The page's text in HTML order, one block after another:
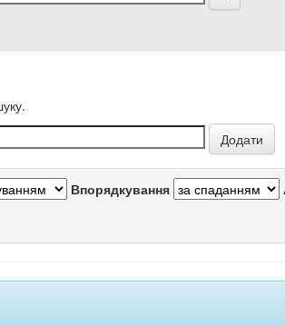
Впорядкування